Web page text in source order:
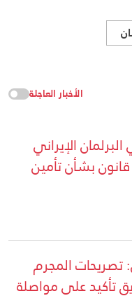
الأخبار العاجلة
الإيراني
بشأن تأمين
تصريحات المجرم
تأكيد على مواصلة